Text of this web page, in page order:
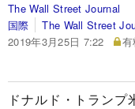
The Wall Street Journal
国際
The Wall Street
2019年3月25日 7:22
ドナルド・トラン